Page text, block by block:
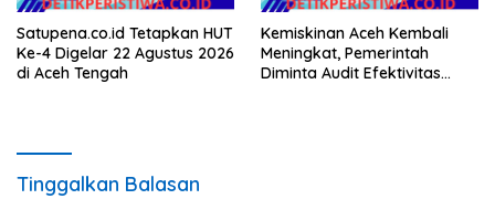
Satupena.co.id Tetapkan HUT
Ke-4 Digelar 22 Agustus 2026
di Aceh Tengah
Kemiskinan Aceh Kembali
Meningkat, Pemerintah
Diminta Audit Efektivitas
Tinggalkan Balasan